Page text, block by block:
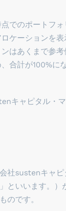
でのポートフ
ケーションを表
はあくまで参
合計が100%に
キャピタル・
社sustenキャピ
といいます。）
のです。